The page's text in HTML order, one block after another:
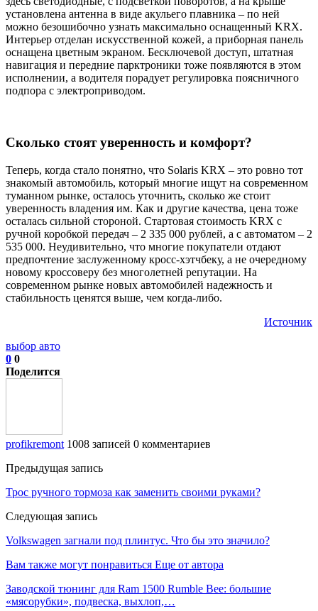
установлена антенна в виде акульего плавника – по ней
можно безошибочно узнать максимально оснащенный KRX.
Интерьер отделан искусственной кожей, а приборная панель
оснащена цветным экраном. Бесключевой доступ, штатная
навигация и передние парктроники тоже появляются в этом
исполнении, а водителя порадует регулировка поясничного
подпора с электроприводом.
Сколько стоят уверенность и комфорт?
Теперь, когда стало понятно, что Solaris KRX – это ровно тот
знакомый автомобиль, который многие ищут на современном
туманном рынке, осталось уточнить, сколько же стоит
уверенность владения им. Как и другие качества, цена тоже
осталась сильной стороной. Стартовая стоимость KRX с
ручной коробкой передач – 2 335 000 рублей, а с автоматом – 2
535 000. Неудивительно, что многие покупатели отдают
предпочтение заслуженному кросс-хэтчбеку, а не очередному
новому кроссоверу без многолетней репутации. На
современном рынке новых автомобилей надежность и
стабильность ценятся выше, чем когда-либо.
Источник
выбор авто
0 0
Поделится
profikremont 1008 записей 0 комментариев
Предыдущая запись
Трос ручного тормоза как заменить своими руками?
Следующая запись
Volkswagen загнали под плинтус. Что бы это значило?
Вам также могут понравиться Еще от автора
Заводской тюнинг для Ram 1500 Rumble Bee: большие
«мясорубки», подвеска, выхлоп,…